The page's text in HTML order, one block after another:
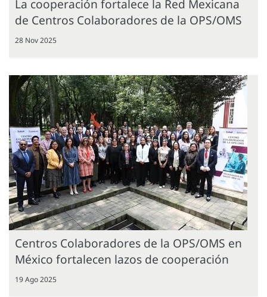
La cooperación fortalece la Red Mexicana
de Centros Colaboradores de la OPS/OMS
28 Nov 2025
Centros Colaboradores de la OPS/OMS en
México fortalecen lazos de cooperación
19 Ago 2025